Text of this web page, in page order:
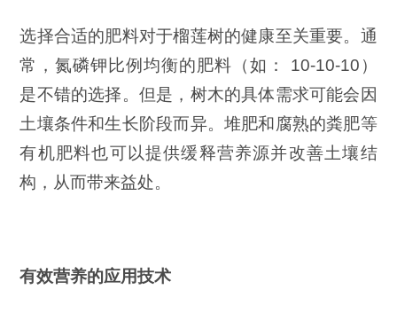
选择合适的肥料对于榴莲树的健康至关重要。通
常，氮磷钾比例均衡的肥料（如： 10-10-10）
是不错的选择。但是，树木的具体需求可能会因
土壤条件和生长阶段而异。堆肥和腐熟的粪肥等
有机肥料也可以提供缓释营养源并改善土壤结
构，从而带来益处。
有效营养的应用技术